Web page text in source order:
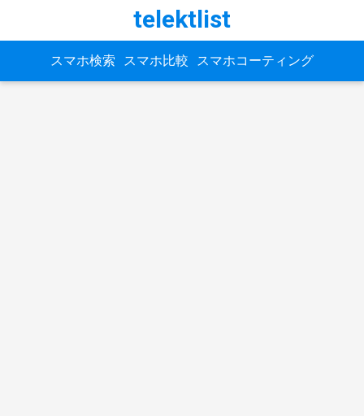
telektlist
スマホ検索 スマホ比較 スマホコーティング